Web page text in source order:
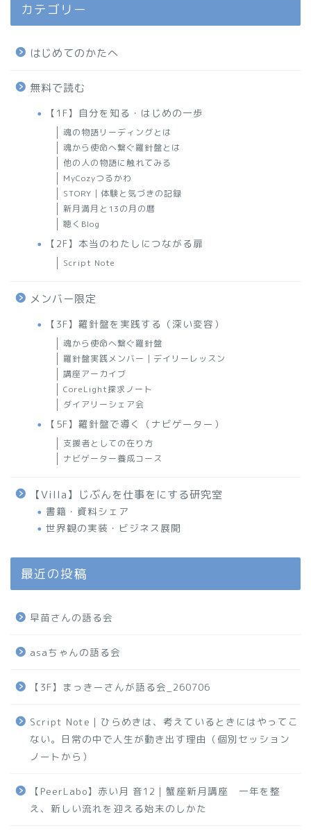
カテゴリー
はじめてのかたへ
無料で読む
【1F】自分を知る・はじめの一歩
魂の物語リーディングとは
魂から使命へ繋ぐ羅針盤とは
他の人の物語に触れてみる
MyCozyつるかわ
STORY｜体験と気づきの記録
新月満月と13の月の暦
聴くBlog
【2F】本当のわたしにつながる扉
Script Note
メンバー限定
【3F】羅針盤を実践する（深い変容）
魂から使命へ繋ぐ羅針盤
羅針盤実践メンバー｜デイリーレッスン
講座アーカイブ
CoreLight探求ノート
ダイアリーシェア会
【5F】羅針盤で導く（ナビゲーター）
支援者としての在り方
ナビゲーター養成コース
【Villa】じぶんを仕事をにする研究室
書籍・資料シェア
世界観の実装・ビジネス展開
最近の投稿
早苗さんの語る会
asaちゃんの語る会
【3F】まっきーさんが語る会_260706
Script Note｜ひらめきは、考えているときにはやってこ
ない。日常の中で人生が動き出す理由（個別セッション
ノートから）
【PeerLabo】赤い月 音12｜蟹座新月講座 一年を整
え、新しい流れを迎える始末のしかた